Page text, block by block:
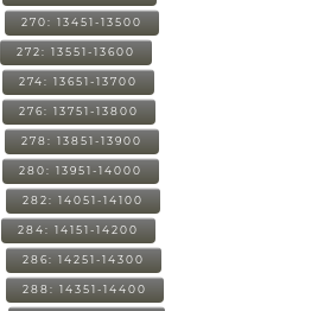
270: 13451-13500
272: 13551-13600
274: 13651-13700
276: 13751-13800
278: 13851-13900
280: 13951-14000
282: 14051-14100
284: 14151-14200
286: 14251-14300
288: 14351-14400